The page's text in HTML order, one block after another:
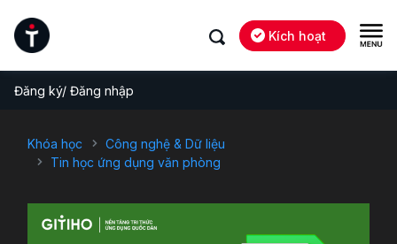
Kích hoạt
Đăng ký/ Đăng nhập
Khóa học
Công nghệ & Dữ liệu
Tin học ứng dụng văn phòng